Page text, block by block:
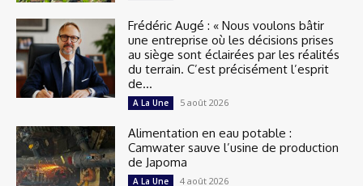
Frédéric Augé : « Nous voulons bâtir
une entreprise où les décisions prises
au siège sont éclairées par les réalités
du terrain. C’est précisément l’esprit
de...
A La Une 5 août 2026
Alimentation en eau potable :
Camwater sauve l’usine de production
de Japoma
A La Une 4 août 2026